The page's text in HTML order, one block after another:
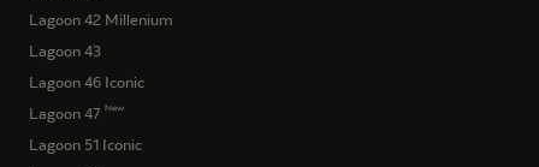
Lagoon 42 Millenium
Lagoon 43
Lagoon 46 Iconic
Lagoon 47 New
Lagoon 51 Iconic